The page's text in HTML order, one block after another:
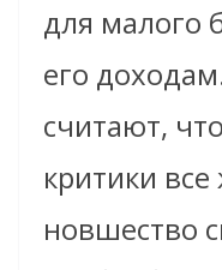
для малого
его
считают,
критики
новшество